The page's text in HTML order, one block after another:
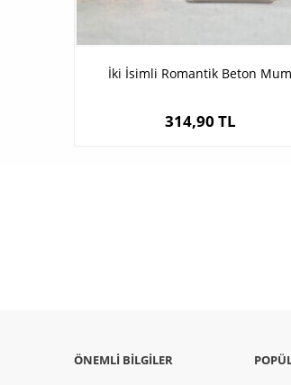
İki İsimli Romantik Beton Mum
314,90 TL
ÖNEMLI BILGILER